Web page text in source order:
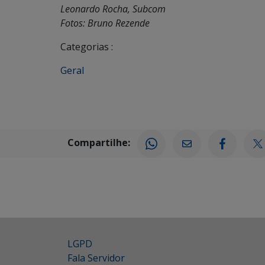
Leonardo Rocha, Subcom
Fotos: Bruno Rezende
Categorias :
Geral
Compartilhe:
LGPD
Fala Servidor